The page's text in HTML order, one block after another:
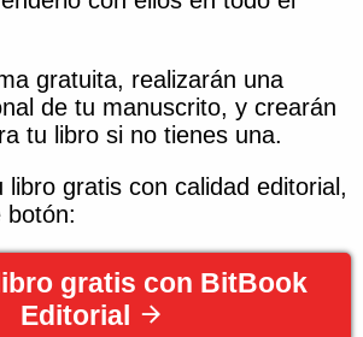
gratuita, realizarán una
de tu manuscrito, y crearán
tu libro si no tienes una.
libro gratis con calidad editorial,
botón:
gratis con BitBook
Editorial